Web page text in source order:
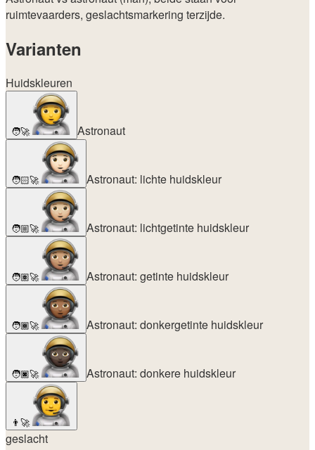
ruimtevaarders, geslachtsmarkering terzijde.
Varianten
Huidskleuren
🧑‍🚀 Astronaut
🧑🏻‍🚀 Astronaut: lichte huidskleur
🧑🏼‍🚀 Astronaut: lichtgetinte huidskleur
🧑🏽‍🚀 Astronaut: getinte huidskleur
🧑🏾‍🚀 Astronaut: donkergetinte huidskleur
🧑🏿‍🚀 Astronaut: donkere huidskleur
👨‍🚀
geslacht